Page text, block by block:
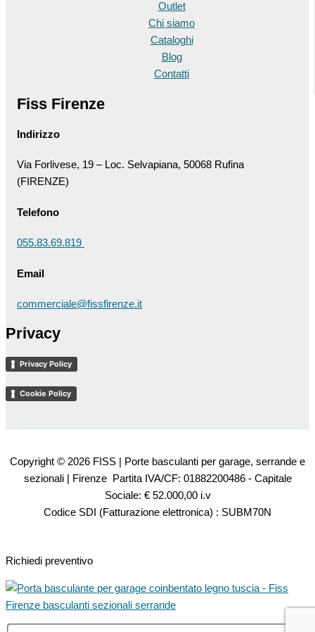
Outlet
Chi siamo
Cataloghi
Blog
Contatti
Fiss Firenze
Indirizzo
Via Forlivese, 19 – Loc. Selvapiana, 50068 Rufina
(FIRENZE)
Telefono
055.83.69.819
Email
commerciale@fissfirenze.it
Privacy
Privacy Policy
Cookie Policy
Copyright © 2026 FISS | Porte basculanti per garage, serrande e
sezionali | Firenze Partita IVA/CF: 01882200486 - Capitale
Sociale: € 52.000,00 i.v
Codice SDI (Fatturazione elettronica) : SUBM70N
Richiedi preventivo